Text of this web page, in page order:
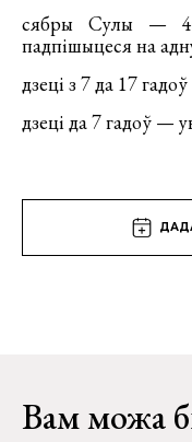
сябры Сулы —
падпішыцеся на
дзеці з 7 да 17
дзеці да 7 гадоў —
Вам можа